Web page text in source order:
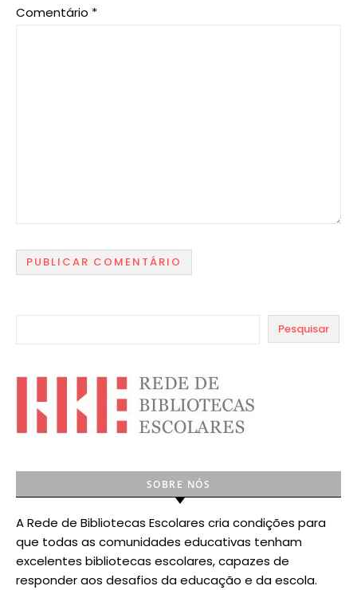
Comentário *
Pesquisar
SOBRE NÓS
A Rede de Bibliotecas Escolares cria condições para
que todas as comunidades educativas tenham
excelentes bibliotecas escolares, capazes de
responder aos desafios da educação e da escola.